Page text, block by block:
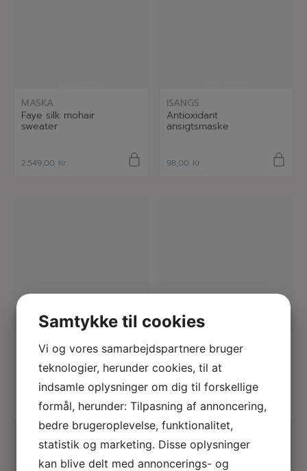
MASKA
Faye silk mohair
sweater
2.549,00 Kr.
ISANGS
Antioxidant
ansigtsmaske
98,00 Kr.
læs mere
ISANGS
Ansigtscreme med
havtorn
108,00Kr.
læs mere
KATE SHERIDAN
Petrol orbed pop
bag
1.579,00Kr.
Samtykke til cookies
Vi og vores samarbejdspartnere bruger
teknologier, herunder cookies, til at
indsamle oplysninger om dig til forskellige
formål, herunder: Tilpasning af annoncering,
bedre brugeroplevelse, funktionalitet,
statistik og marketing. Disse oplysninger
kan blive delt med annoncerings- og